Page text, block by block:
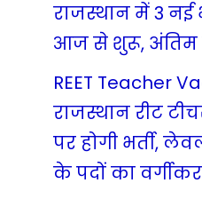
राजस्थान में 3
आज से शुरू, अंतिम
REET Teacher
राजस्थान रीट
पर होगी भर्ती,
के पदों का